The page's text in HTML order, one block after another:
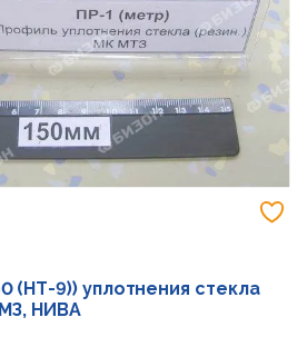
(НТ-9)) уплотнения стекла
НИВА